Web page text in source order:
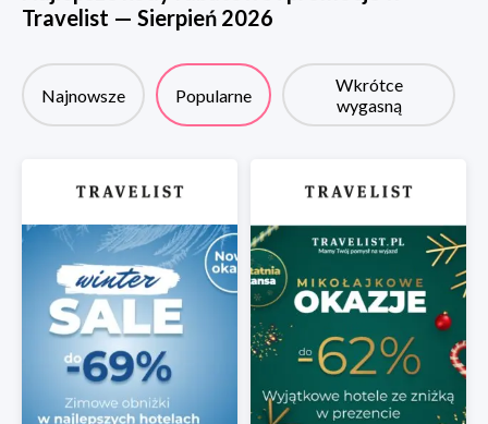
Travelist — Sierpień 2026
Najnowsze Popularne
Wkrótce
wygasną